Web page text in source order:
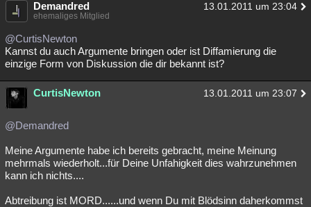
Demandred 13.01.2011 um 23:04
ehemaliges Mitglied
@CurtisNewton
Kannst du auch Argumente bringen oder ist Diffamierung die
einzige Form von Diskussion die dir bekannt ist?
CurtisNewton 13.01.2011 um 23:07
@Demandred
Meine Argumente habe ich bereits gebracht, meine Meinung
mehrmals wiederholt...für Deine Unfahigkeit dies wahrzunehmen
kann ich nichts....
Abtreibung ist MORD......und wenn Du mit Blödsinn daherkommst